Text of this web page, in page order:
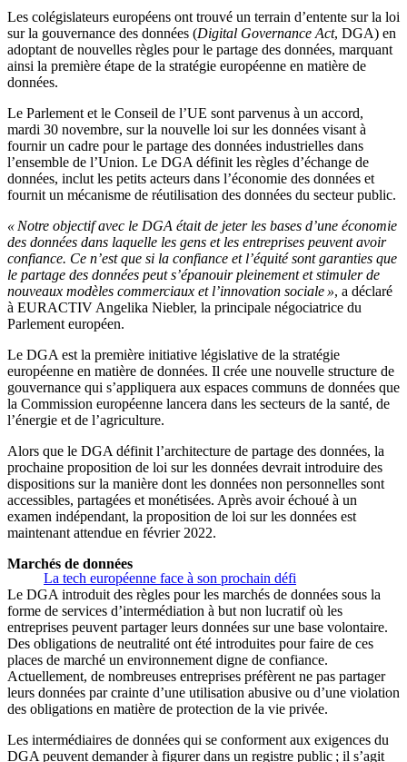
Les colégislateurs européens ont trouvé un terrain d’entente sur la loi
sur la gouvernance des données (Digital Governance Act, DGA) en
adoptant de nouvelles règles pour le partage des données, marquant
ainsi la première étape de la stratégie européenne en matière de
données.
Le Parlement et le Conseil de l’UE sont parvenus à un accord,
mardi 30 novembre, sur la nouvelle loi sur les données visant à
fournir un cadre pour le partage des données industrielles dans
l’ensemble de l’Union. Le DGA définit les règles d’échange de
données, inclut les petits acteurs dans l’économie des données et
fournit un mécanisme de réutilisation des données du secteur public.
« Notre objectif avec le DGA était de jeter les bases d’une économie
des données dans laquelle les gens et les entreprises peuvent avoir
confiance. Ce n’est que si la confiance et l’équité sont garanties que
le partage des données peut s’épanouir pleinement et stimuler de
nouveaux modèles commerciaux et l’innovation sociale », a déclaré
à EURACTIV Angelika Niebler, la principale négociatrice du
Parlement européen.
Le DGA est la première initiative législative de la stratégie
européenne en matière de données. Il crée une nouvelle structure de
gouvernance qui s’appliquera aux espaces communs de données que
la Commission européenne lancera dans les secteurs de la santé, de
l’énergie et de l’agriculture.
Alors que le DGA définit l’architecture de partage des données, la
prochaine proposition de loi sur les données devrait introduire des
dispositions sur la manière dont les données non personnelles sont
accessibles, partagées et monétisées. Après avoir échoué à un
examen indépendant, la proposition de loi sur les données est
maintenant attendue en février 2022.
La tech européenne face à son prochain défi
Marchés de données
Le DGA introduit des règles pour les marchés de données sous la
forme de services d’intermédiation à but non lucratif où les
entreprises peuvent partager leurs données sur une base volontaire.
Des obligations de neutralité ont été introduites pour faire de ces
places de marché un environnement digne de confiance.
Actuellement, de nombreuses entreprises préfèrent ne pas partager
leurs données par crainte d’une utilisation abusive ou d’une violation
des obligations en matière de protection de la vie privée.
Les intermédiaires de données qui se conforment aux exigences du
DGA peuvent demander à figurer dans un registre public ; il s’agit